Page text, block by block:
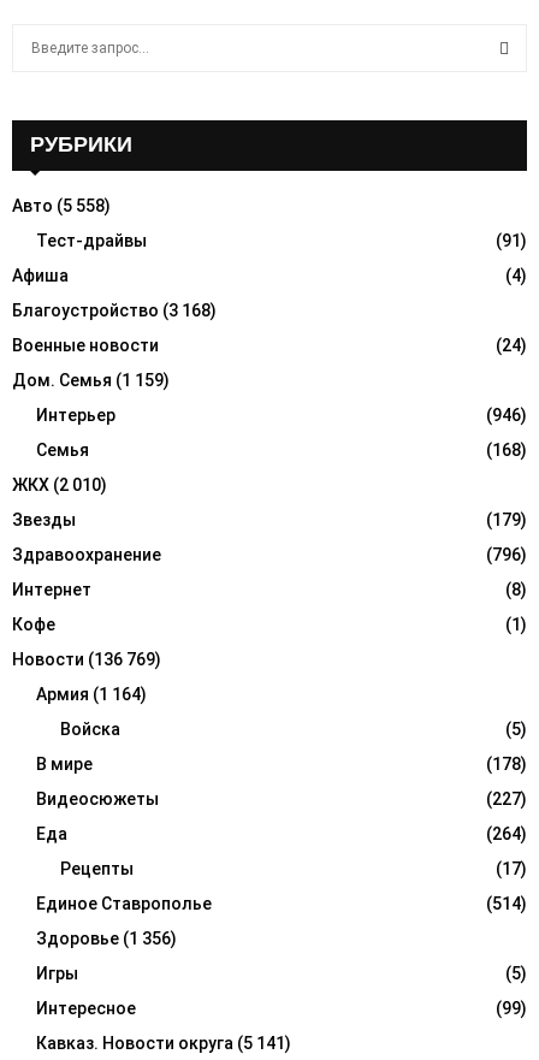
o
R
C
H
РУБРИКИ
Авто (5 558)
Тест-драйвы
(91)
Афиша
(4)
Благоустройство (3 168)
Военные новости
(24)
Дом. Семья (1 159)
Интерьер
(946)
Семья
(168)
ЖКХ (2 010)
Звезды
(179)
Здравоохранение
(796)
Интернет
(8)
Кофе
(1)
Новости (136 769)
Армия (1 164)
Войска
(5)
В мире
(178)
Видеосюжеты
(227)
Еда
(264)
Рецепты
(17)
Единое Ставрополье
(514)
Здоровье (1 356)
Игры
(5)
Интересное
(99)
Кавказ. Новости округа (5 141)